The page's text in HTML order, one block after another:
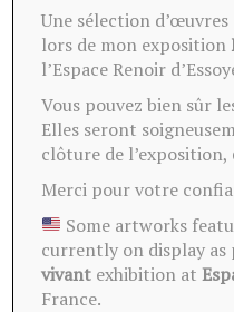
emballé
Ces
Une sélection
lors de mon exposition
l’Espace Renoir
Vous pouvez bien sûr
Elles seront
clôture de l’exposition,
Merci pour votre
Some artworks
currently on display
vivant exhibition at
France.